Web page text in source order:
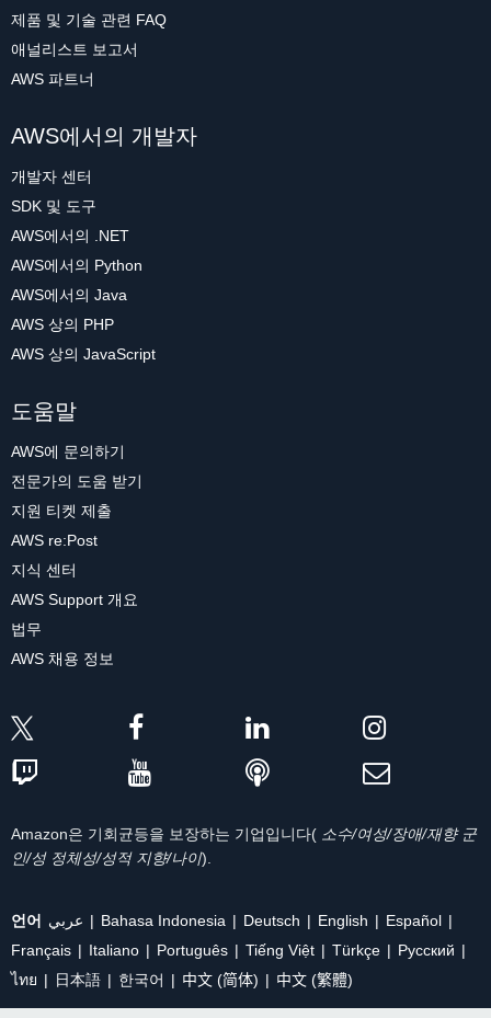
제품 및 기술 관련 FAQ
애널리스트 보고서
AWS 파트너
AWS에서의 개발자
개발자 센터
SDK 및 도구
AWS에서의 .NET
AWS에서의 Python
AWS에서의 Java
AWS 상의 PHP
AWS 상의 JavaScript
도움말
AWS에 문의하기
전문가의 도움 받기
지원 티켓 제출
AWS re:Post
지식 센터
AWS Support 개요
법무
AWS 채용 정보
Amazon은 기회균등을 보장하는 기업입니다( 소수/여성/장애/재향 군
인/성 정체성/성적 지향/나이).
언어 عربي Bahasa Indonesia Deutsch English
Español
Français
Italiano Português Tiếng Việt Türkçe
Ρусский
ไทย
日本語 한국어 中文 (简体) 中文 (繁體)